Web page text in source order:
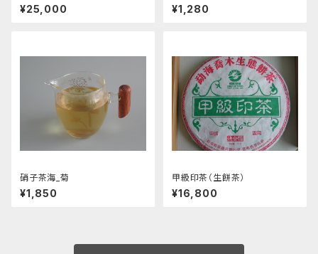
¥25,000 ¥1,280
硝子茶海_菊
¥1,850
甲級印茶（生餅茶）
¥16,800